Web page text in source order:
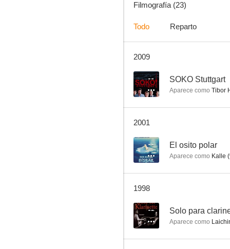
--
Filmografía (23)
Todo Reparto
2009
-- SOKO Stuttgart
Aparece como Tibor
2001
-- El osito polar
Aparece como Kalle
1998
-- Solo para
Aparece como